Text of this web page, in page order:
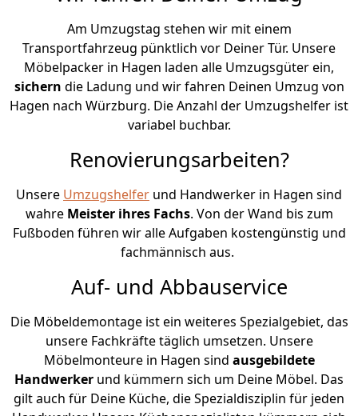
Am Umzugstag stehen wir mit einem
Transportfahrzeug pünktlich vor Deiner Tür. Unsere
Möbelpacker in Hagen laden alle Umzugsgüter ein,
sichern die Ladung und wir fahren Deinen Umzug von
Hagen nach Würzburg. Die Anzahl der Umzugshelfer ist
variabel buchbar.
Renovierungsarbeiten?
Unsere Umzugshelfer und Handwerker in Hagen sind
wahre Meister ihres Fachs. Von der Wand bis zum
Fußboden führen wir alle Aufgaben kostengünstig und
fachmännisch aus.
Auf- und Abbauservice
Die Möbeldemontage ist ein weiteres Spezialgebiet, das
unsere Fachkräfte täglich umsetzen. Unsere
Möbelmonteure in Hagen sind ausgebildete
Handwerker und kümmern sich um Deine Möbel. Das
gilt auch für Deine Küche, die Spezialdisziplin für jeden